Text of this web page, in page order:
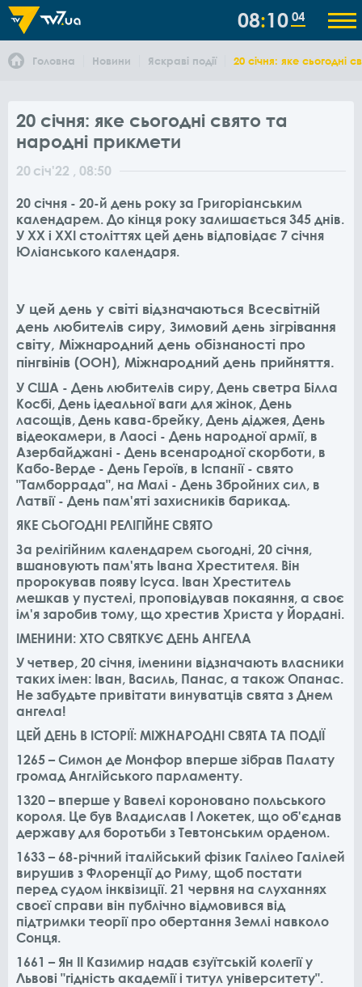
08 10 04
Головна Новини Яскраві події 20 січня: яке сьогодні
20 січня: яке сьогодні свято та
народні прикмети
20 січ'22 , 08:50
20 січня - 20-й день року за Григоріанським
календарем. До кінця року залишається 345 днів.
У XX і XXI століттях цей день відповідає 7 січня
Юліанського календаря.
У цей день у світі відзначаються Всесвітній
день любителів сиру, Зимовий день зігрівання
світу, Міжнародний день обізнаності про
пінгвінів (ООН), Міжнародний день прийняття.
У США - День любителів сиру, День светра Білла
Косбі, День ідеальної ваги для жінок, День
ласощів, День кава-брейку, День діджея, День
відеокамери, в Лаосі - День народної армії, в
Азербайджані - День всенародної скорботи, в
Кабо-Верде - День Героїв, в Іспанії - свято
"Тамборрада", на Малі - День Збройних сил, в
Латвії - День пам'яті захисників барикад.
ЯКЕ СЬОГОДНІ РЕЛІГІЙНЕ СВЯТО
За релігійним календарем сьогодні, 20 січня,
вшановують пам'ять Івана Хрестителя. Він
пророкував появу Ісуса. Іван Хреститель
мешкав у пустелі, проповідував покаяння, а своє
ім'я заробив тому, що хрестив Христа у Йордані.
ІМЕНИНИ: ХТО СВЯТКУЄ ДЕНЬ АНГЕЛА
У четвер, 20 січня, іменини відзначають власники
таких імен: Іван, Василь, Панас, а також Опанас.​
Не забудьте привітати винуватців свята з Днем
ангела!
ЦЕЙ ДЕНЬ В ІСТОРІЇ: МІЖНАРОДНІ СВЯТА ТА ПОДІЇ
1265 – Симон де Монфор вперше зібрав Палату
громад Англійського парламенту.
1320 – вперше у Вавелі короновано польського
короля. Це був Владислав I Локетек, що об'єднав
державу для боротьби з Тевтонським орденом.
1633 – 68-річний італійський фізик Галілео Галілей
вирушив з Флоренції до Риму, щоб постати
перед судом інквізиції. 21 червня на слуханнях
своєї справи він публічно відмовився від
підтримки теорії про обертання Землі навколо
Сонця.
1661 – Ян II Казимир надав єзуїтській колегії у
Львові "гідність академії і титул університету".